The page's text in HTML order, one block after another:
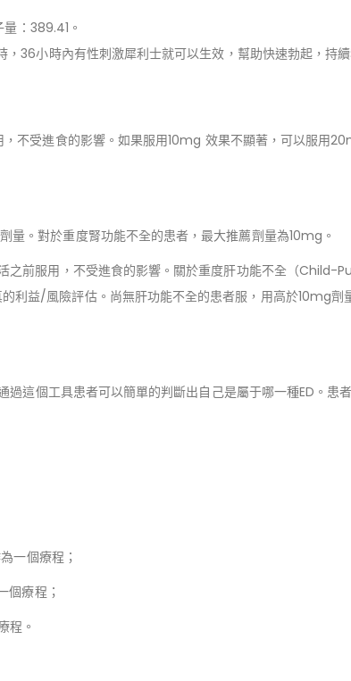
：389.41。
36小時內有性刺激犀利士就可以生效，幫助快速勃起，持
不受進食的影響。如果服用10mg 效果不顯著，可以服用
量。對於重度腎功能不全的患者，最大推薦劑量為10mg。
前服用，不受進食的影響。關於重度肝功能不全（Child-
利益/風險評估。尚無肝功能不全的患者服，用高於10mg劑
這個工具患者可以簡單的判斷出自己是屬于哪一種ED。患
一個療程；
個療程；
程。